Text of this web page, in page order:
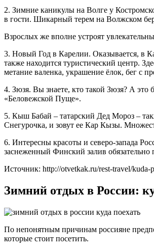
2. Зимние каникулы на Волге у
в гости. Шикарный терем на Волжском
Взрослых же вполне устроят
3. Новый Год в Карелии. Оказывается, в
также находится туристический центр.
метание валенка, украшение ёлок, бег с
4. Зюзя. Вы знаете, кто такой Зюзя? А это
«Беловежской Пуще».
5. Кыш Бабай – татарский Дед Мороз –
Снегурочка, и зовут ее Кар Кызы.
6. Интересны красоты и северо-запада
заснеженный Финский залив обязательно
Источник: http://otvetkak.ru/rest-travel/
Зимний отдых в России:
По непонятным причинам россияне
которые стоит посетить.